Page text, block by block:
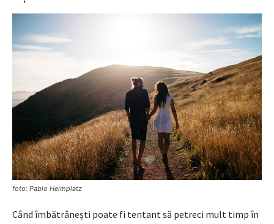
foto: Pablo Heimplatz
Când îmbătrânești poate fi tentant să petreci mult timp în